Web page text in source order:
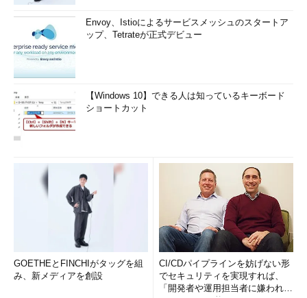
Envoy、Istioによるサービスメッシュのスタートア
ップ、Tetrateが正式デビュー
【Windows 10】できる人は知っているキーボード
ショートカット
GOETHEとFINCHIがタッグを組
み、新メディアを創設
CI/CDパイプラインを妨げない形
でセキュリティを実現すれば、
「開発者や運用担当者に嫌われな